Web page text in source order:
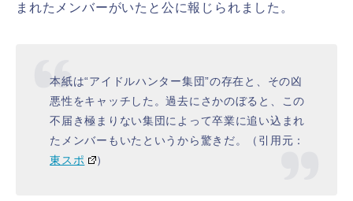
まれたメンバーがいたと公に報じられました。
本紙は“アイドルハンター集団”の存在と、その凶
悪性をキャッチした。過去にさかのぼると、この
不届き極まりない集団によって卒業に追い込まれ
たメンバーもいたというから驚きだ。（引用元：
東スポ
）